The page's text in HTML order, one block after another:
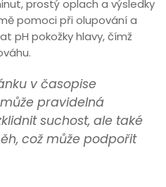
prostý oplach a výsledky
pomoci při olupování a
pH pokožky hlavy, čímž
v časopise
pravidelná
suchost, ale také
což může podpořit